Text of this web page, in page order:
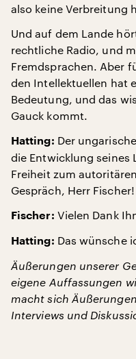
also keine Verbreitung
Und auf dem Lande
rechtliche Radio, und
Fremdsprachen. Aber
den Intellektuellen hat
Bedeutung, und das
Gauck kommt.
Hatting: Der
die Entwicklung seines
Freiheit zum
Gespräch, Herr Fischer!
Fischer: Vielen Dank
Hatting: Das wünsche
Äußerungen unserer
eigene Auffassungen
macht sich
Interviews und